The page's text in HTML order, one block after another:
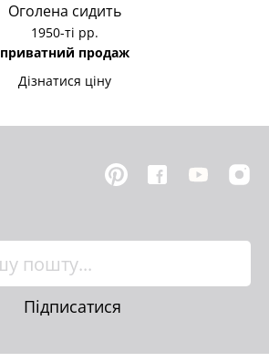
Оголена сидить
1950-ті рр.
приватний продаж
Дізнатися ціну
Підписатися